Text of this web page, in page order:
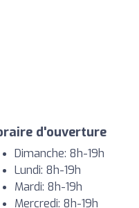
d'ouverture
Dimanche: 8h-19h
Lundi: 8h-19h
Mardi: 8h-19h
Mercredi: 8h-19h